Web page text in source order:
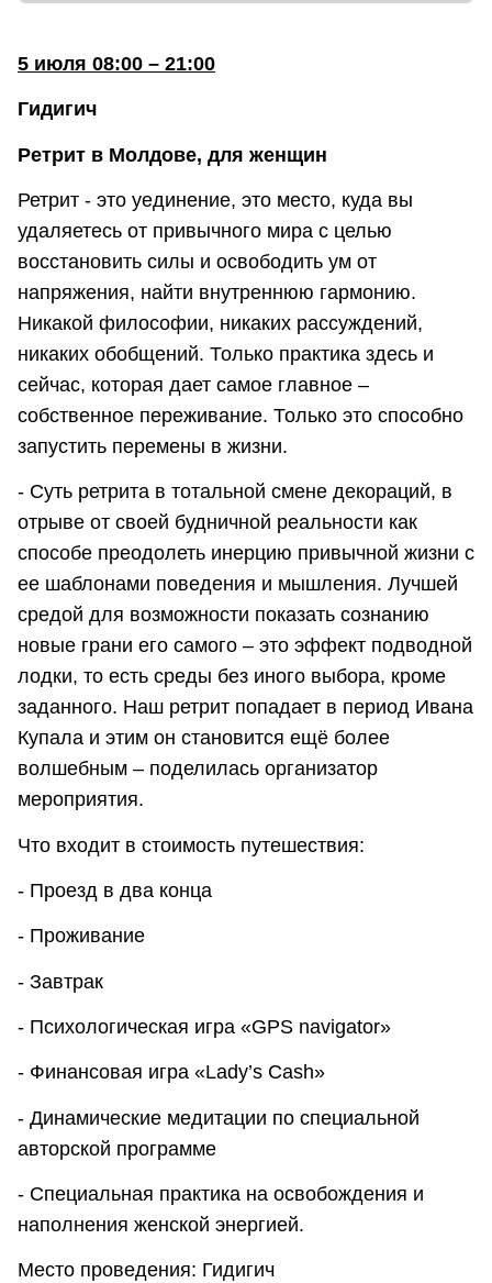
5 июля 08:00 – 21:00
Гидигич
Ретрит в Молдове, для женщин
Ретрит - это уединение, это место, куда вы
удаляетесь от привычного мира с целью
восстановить силы и освободить ум от
напряжения, найти внутреннюю гармонию.
Никакой философии, никаких рассуждений,
никаких обобщений. Только практика здесь и
сейчас, которая дает самое главное –
собственное переживание. Только это способно
запустить перемены в жизни.
- Суть ретрита в тотальной смене декораций, в
отрыве от своей будничной реальности как
способе преодолеть инерцию привычной жизни с
ее шаблонами поведения и мышления. Лучшей
средой для возможности показать сознанию
новые грани его самого – это эффект подводной
лодки, то есть среды без иного выбора, кроме
заданного. Наш ретрит попадает в период Ивана
Купала и этим он становится ещё более
волшебным – поделилась организатор
мероприятия.
Что входит в стоимость путешествия:
- Проезд в два конца
- Проживание
- Завтрак
- Психологическая игра «GPS navigator»
- Финансовая игра «Lady’s Cash»
- Динамические медитации по специальной
авторской программе
- Специальная практика на освобождения и
наполнения женской энергией.
Место проведения: Гидигич